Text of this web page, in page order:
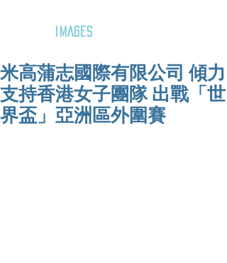
IMAGES
米高蒲志國際有限公司 傾力
支持香港女子團隊 出戰「世
界盃」亞洲區外圍賽